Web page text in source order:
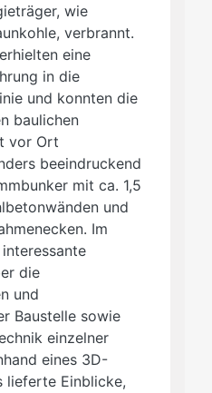
wie
verbrannt.
eine
in die
und konnten die
baulichen
vor Ort
beeindruckend
mit ca. 1,5
und
Im
die
und
Baustelle sowie
einzelner
eines 3D-
lieferte Einblicke,